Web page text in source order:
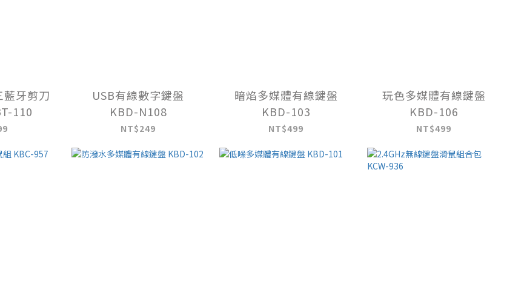
藍牙剪刀
110
USB有線數字鍵盤
KBD-N108
NT$249
暗焰多媒體有線鍵盤
KBD-103
NT$499
玩色多媒體有線鍵盤
KBD-106
NT$499